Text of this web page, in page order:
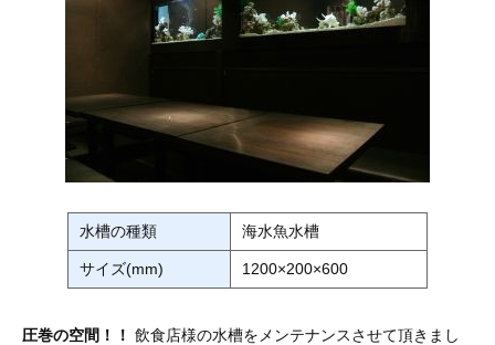
水槽の種類 海水魚水槽
サイズ(mm) 1200×200×600
圧巻の空間！！ 飲食店様の水槽をメンテナンスさせて頂きまし